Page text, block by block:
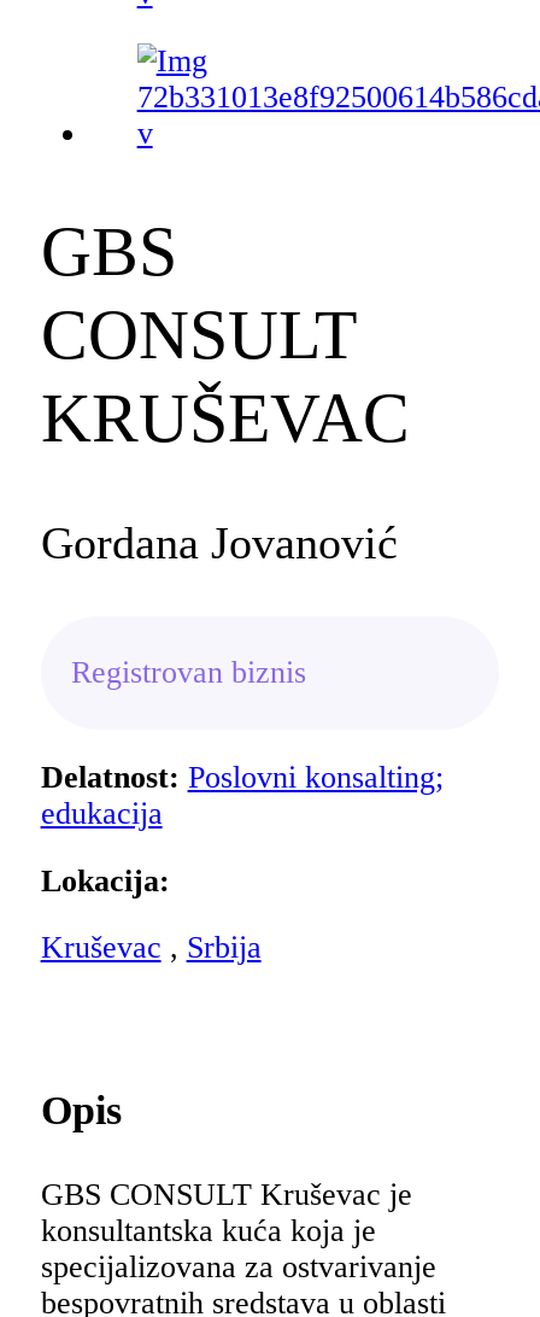
GBS
CONSULT
KRUŠEVAC
Gordana Jovanović
Registrovan biznis
Delatnost: Poslovni konsalting;
edukacija
Lokacija:
Kruševac , Srbija
Opis
GBS CONSULT Kruševac je
konsultantska kuća koja je
specijalizovana za ostvarivanje
bespovratnih sredstava u oblasti